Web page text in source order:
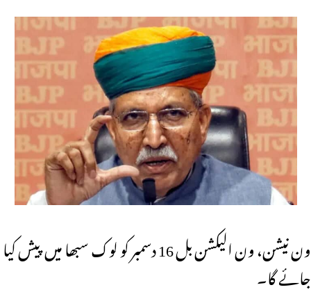
ون نیشن، ون الیکشن بل 16 دسمبر کو لوک سبھا میں پیش کیا
جائے گا۔